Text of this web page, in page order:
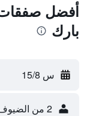
أفضل صفقات
بارك
س 15/8
2 من الضيوف، غرفة واحدة